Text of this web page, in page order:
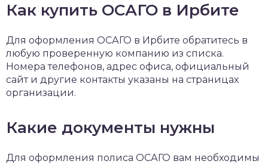
Как купить ОСАГО в Ирбите
Для оформления ОСАГО в Ирбите обратитесь в
любую проверенную компанию из списка.
Номера телефонов, адрес офиса, официальный
сайт и другие контакты указаны на страницах
организации.
Какие документы нужны
Для оформления полиса ОСАГО вам необходимы